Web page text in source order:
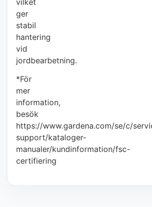
ger
stabil
hantering
vid
jordbearbetning.
*För
mer
information,
besök
https://www.gardena.com/se/c/
support/kataloger-
manualer/kundinformation/fsc-
certifiering